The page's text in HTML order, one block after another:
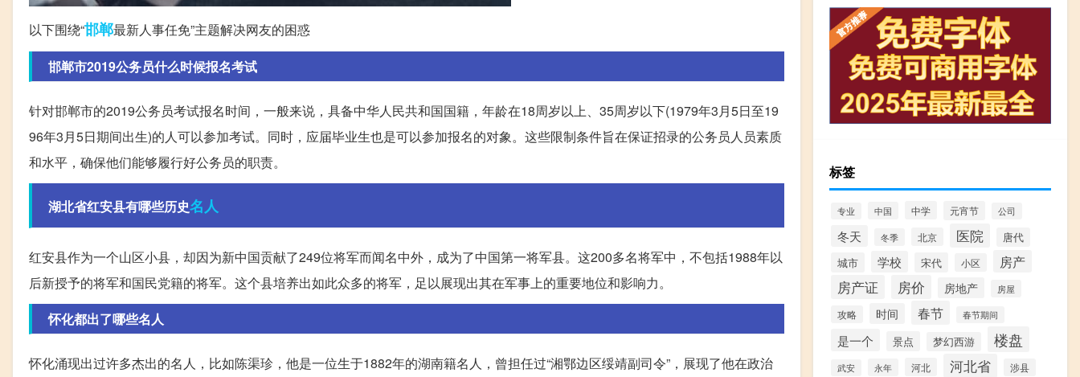
以下围绕“邯郸最新人事任免”主题解决网友的困惑
邯郸市2019公务员什么时候报名考试
针对邯郸市的2019公务员考试报名时间，一般来说，具备中华人民共和国国籍，年龄在18周岁以上、35周岁以下(1979年3月5日至19
96年3月5日期间出生)的人可以参加考试。同时，应届毕业生也是可以参加报名的对象。这些限制条件旨在保证招录的公务员人员素质
和水平，确保他们能够履行好公务员的职责。
湖北省红安县有哪些历史名人
红安县作为一个山区小县，却因为新中国贡献了249位将军而闻名中外，成为了中国第一将军县。这200多名将军中，不包括1988年以
后新授予的将军和国民党籍的将军。这个县培养出如此众多的将军，足以展现出其在军事上的重要地位和影响力。
怀化都出了哪些名人
怀化涌现出过许多杰出的名人，比如陈渠珍，他是一位生于1882年的湖南籍名人，曾担任过“湘鄂边区绥靖副司令”，展现了他在政治
标签
专业 中国 中学 元宵节 公司
冬天 冬季 北京 医院 唐代
城市 学校 宋代 小区 房产
房产证 房价 房地产
房屋
攻略
时间 春节 春节期间
是一个 景点 梦幻西游 楼盘
武安 永年 河北 河北省 涉县